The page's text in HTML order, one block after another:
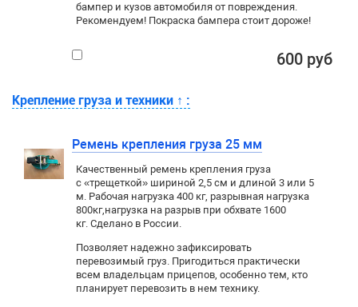
бампер и кузов автомобиля от повреждения.
Рекомендуем! Покраска бампера стоит дороже!
600 руб
Крепление груза и техники ↑ :
Ремень крепления груза 25 мм
Качественный ремень крепления груза
с «трещеткой» шириной 2,5 см и длиной 3 или 5
м. Рабочая нагрузка 400 кг, разрывная нагрузка
800кг,нагрузка на разрыв при обхвате 1600
кг. Сделано в России.
Позволяет надежно зафиксировать
перевозимый груз. Пригодиться практически
всем владельцам прицепов, особенно тем, кто
планирует перевозить в нем технику.